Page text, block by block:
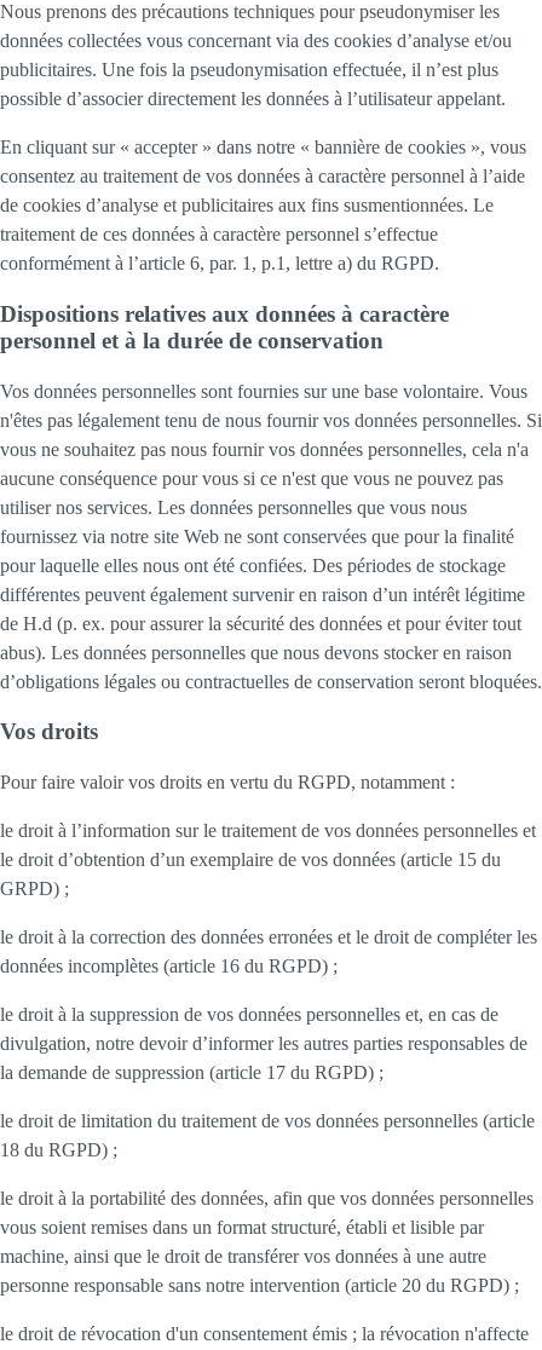
Nous prenons des précautions techniques pour pseudonymiser les
données collectées vous concernant via des cookies d’analyse et/ou
publicitaires. Une fois la pseudonymisation effectuée, il n’est plus
possible d’associer directement les données à l’utilisateur appelant.
En cliquant sur « accepter » dans notre « bannière de cookies », vous
consentez au traitement de vos données à caractère personnel à l’aide
de cookies d’analyse et publicitaires aux fins susmentionnées. Le
traitement de ces données à caractère personnel s’effectue
conformément à l’article 6, par. 1, p.1, lettre a) du RGPD.
Dispositions relatives aux données à caractère
personnel et à la durée de conservation
Vos données personnelles sont fournies sur une base volontaire. Vous
n'êtes pas légalement tenu de nous fournir vos données personnelles. Si
vous ne souhaitez pas nous fournir vos données personnelles, cela n'a
aucune conséquence pour vous si ce n'est que vous ne pouvez pas
utiliser nos services. Les données personnelles que vous nous
fournissez via notre site Web ne sont conservées que pour la finalité
pour laquelle elles nous ont été confiées. Des périodes de stockage
différentes peuvent également survenir en raison d’un intérêt légitime
de H.d (p. ex. pour assurer la sécurité des données et pour éviter tout
abus). Les données personnelles que nous devons stocker en raison
d’obligations légales ou contractuelles de conservation seront bloquées.
Vos droits
Pour faire valoir vos droits en vertu du RGPD, notamment :
le droit à l’information sur le traitement de vos données personnelles et
le droit d’obtention d’un exemplaire de vos données (article 15 du
GRPD) ;
le droit à la correction des données erronées et le droit de compléter les
données incomplètes (article 16 du RGPD) ;
le droit à la suppression de vos données personnelles et, en cas de
divulgation, notre devoir d’informer les autres parties responsables de
la demande de suppression (article 17 du RGPD) ;
le droit de limitation du traitement de vos données personnelles (article
18 du RGPD) ;
le droit à la portabilité des données, afin que vos données personnelles
vous soient remises dans un format structuré, établi et lisible par
machine, ainsi que le droit de transférer vos données à une autre
personne responsable sans notre intervention (article 20 du RGPD) ;
le droit de révocation d'un consentement émis ; la révocation n'affecte